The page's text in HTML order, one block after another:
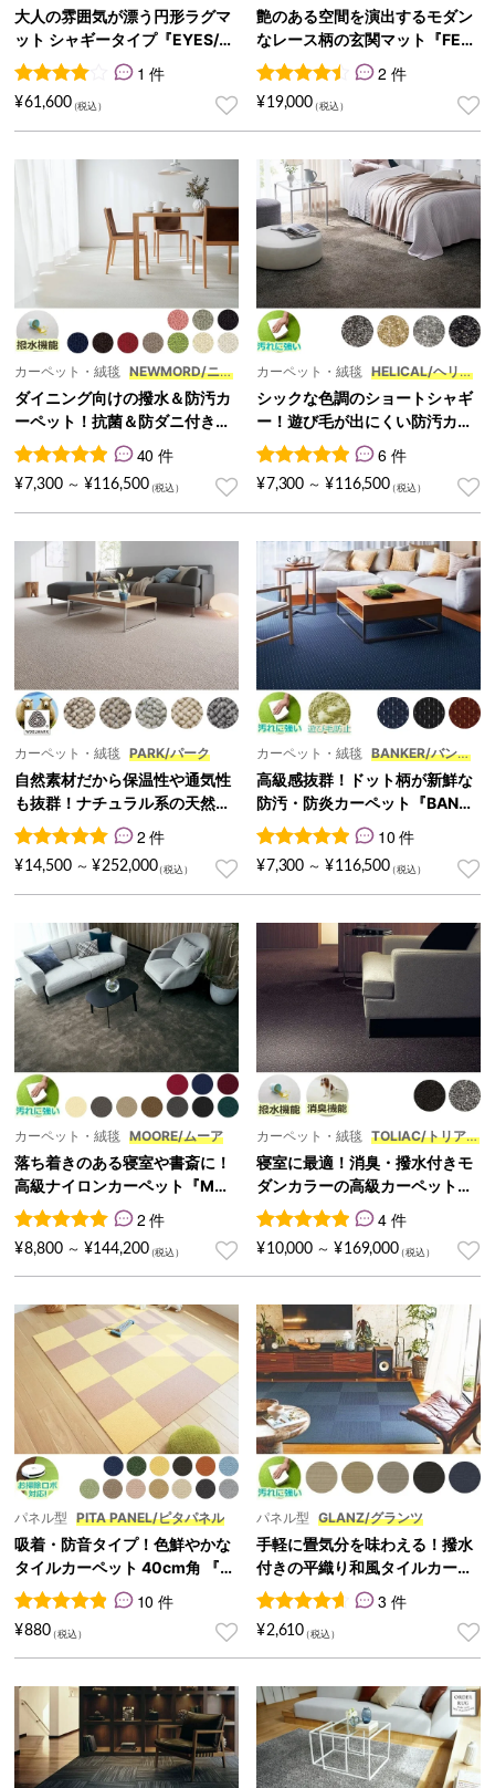
大人の雰囲気が漂う円形ラグマ
ット シャギータイプ『EYES/ア
イズ』
1
件の利用者評価に基づく5段階評価のうち、
1 件
¥61,600
ロー ミニ
艶のある空間を演出するモダン
なレース柄の玄関マット『FELL
OW/フェロー ミニ』
2
件の利用者評価に基づく5段
2 件
¥ 19,000
カーペット・絨毯 NEWMORD/ニュ
ーモード
ダイニング向けの撥水＆防汚カ
ーペット！抗菌＆防ダニ付き絨
毯『NEWMORD/ニューモー
ド』
40
件の利用者評価に基づく5段階評価のうち、4.98点
40 件
¥ 7,300 ～ ¥116,500
カーペット・絨毯 HELICAL/ヘリカ
ル
シックな色調のショートシャギ
ー！遊び毛が出にくい防汚カー
ペット『HELICAL/ヘリカル』
6
件の利用者評価に基づく5段
6 件
¥ 7,300 ～ ¥ 116,500
カーペット・絨毯 PARK/パーク
自然素材だから保温性や通気性
も抜群！ナチュラル系の天然ウ
ールカーペット『PARK/パー
ク』
2
件の利用者評価に基づく5段階評価のうち、5.00点
2 件
¥ 14,500 ～ ¥252,000
カーペット・絨毯 BANKER/バンカ
ー
高級感抜群！ドット柄が新鮮な
防汚・防炎カーペット『BANKE
R/バンカー』
10
件の利用者評価に基づく5段
10 件
¥ 7,300 ～ ¥ 116,500
カーペット・絨毯 MOORE/ムーア
落ち着きのある寝室や書斎に！
高級ナイロンカーペット『MO
ORE/ムーア』
2
件の利用者評価に基づく5段階評価のうち、5.00点
2 件
¥8,800 ～ ¥144,200
カーペット・絨毯 TOLIAC/トリアッ
ク
寝室に最適！消臭・撥水付きモ
ダンカラーの高級カーペット
『TOLIAC/トリアック』
4
件の利用者評価に基づく5段
4 件
¥10,000 ～ ¥169,000
パネル型 PITA PANEL/ピタパネル
吸着・防音タイプ！色鮮やかな
タイルカーペット 40cm角 『PI
TA PANEL/ピタパネル』
10
件の利用者評価に基づく5段階評価のうち、
10 件
¥880
パネル型 GLANZ/グランツ
手軽に畳気分を味わえる！撥水
付きの平織り和風タイルカーペ
ット 50cm角『GLANZ/グラン
ツ』
3
件の利用者評価に基づく5段
3 件
¥2,610